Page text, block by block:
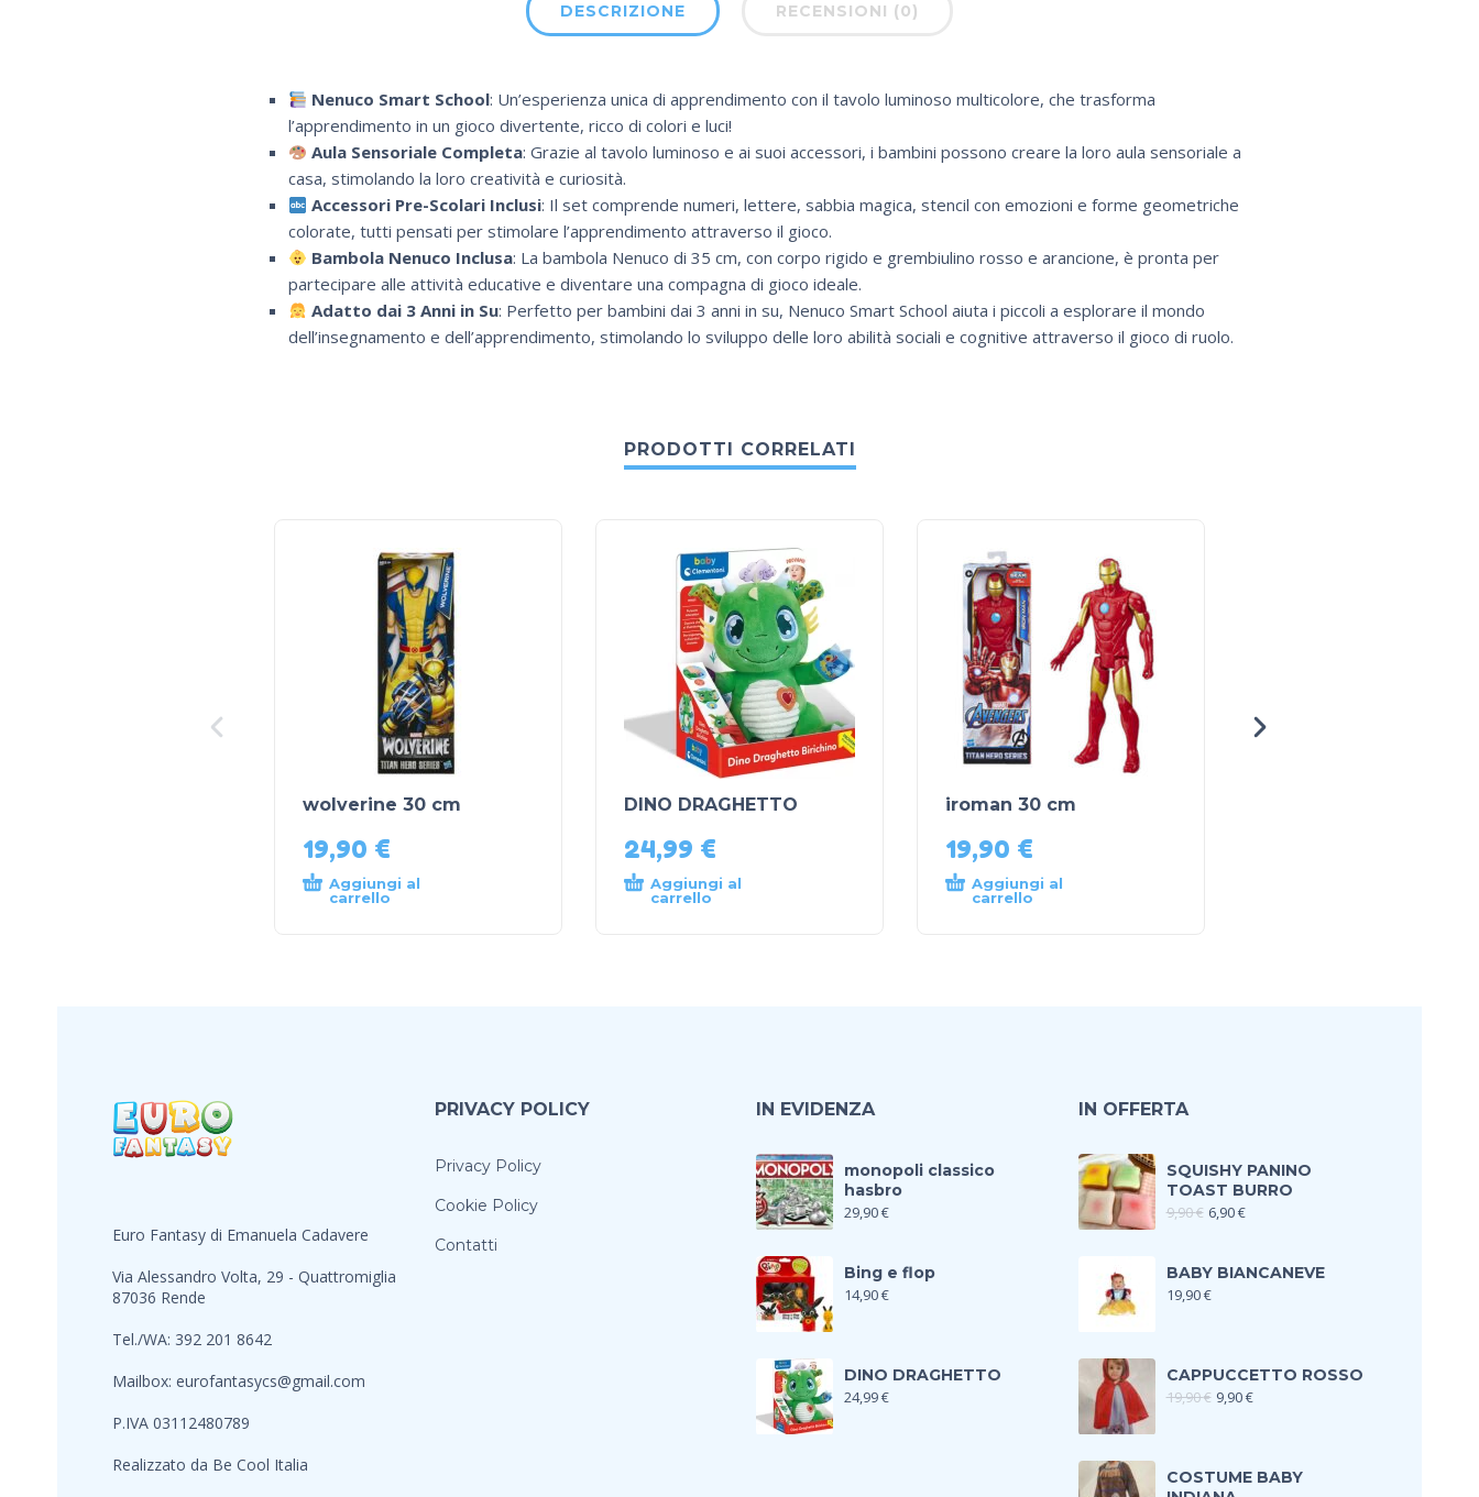
DESCRIZIONE RECENSIONI (0)
Nenuco Smart School: Un’esperienza unica di apprendimento con il tavolo luminoso multicolore, che trasforma
l’apprendimento in un gioco divertente, ricco di colori e luci!
Aula Sensoriale Completa: Grazie al tavolo luminoso e ai suoi accessori, i bambini possono creare la loro aula sensoriale a
casa, stimolando la loro creatività e curiosità.
Accessori Pre-Scolari Inclusi: Il set comprende numeri, lettere, sabbia magica, stencil con emozioni e forme geometriche
colorate, tutti pensati per stimolare l’apprendimento attraverso il gioco.
Bambola Nenuco Inclusa: La bambola Nenuco di 35 cm, con corpo rigido e grembiulino rosso e arancione, è pronta per
partecipare alle attività educative e diventare una compagna di gioco ideale.
Adatto dai 3 Anni in Su: Perfetto per bambini dai 3 anni in su, Nenuco Smart School aiuta i piccoli a esplorare il mondo
dell’insegnamento e dell’apprendimento, stimolando lo sviluppo delle loro abilità sociali e cognitive attraverso il gioco di ruolo.
PRODOTTI CORRELATI
wolverine 30 cm
19,90 €
Aggiungi al
carrello
DINO DRAGHETTO
24,99 €
Aggiungi al
carrello
iroman 30 cm
19,90 €
Aggiungi al
carrello
Euro Fantasy di Emanuela Cadavere
Via Alessandro Volta, 29 - Quattromiglia
87036 Rende
Tel./WA: 392 201 8642
Mailbox: eurofantasycs@gmail.com
P.IVA 03112480789
Realizzato da Be Cool Italia
PRIVACY POLICY
Privacy Policy
Cookie Policy
Contatti
IN EVIDENZA
monopoli classico
hasbro
29,90€
Bing e flop
14,90€
DINO DRAGHETTO
24,99€
IN OFFERTA
SQUISHY PANINO
TOAST BURRO
9,90€ 6,90€
BABY BIANCANEVE
19,90€
CAPPUCCETTO ROSSO
19,90€ 9,90€
COSTUME BABY